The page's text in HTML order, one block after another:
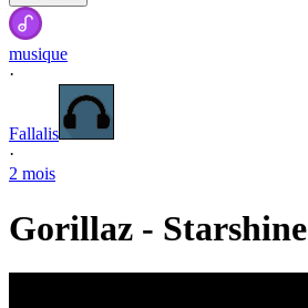
musique
·
Fallalis
·
2 mois
Gorillaz - Starshine